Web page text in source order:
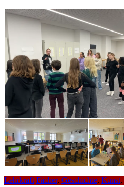
Lehrkraft Fächer, Geschichte, Kunst,